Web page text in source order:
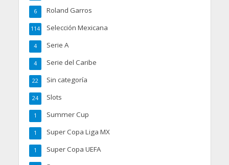
Roland Garros
6
Selección Mexicana
114
Serie A
4
Serie del Caribe
4
Sin categoría
22
Slots
24
Summer Cup
1
Super Copa Liga MX
1
Super Copa UEFA
1